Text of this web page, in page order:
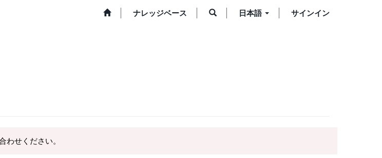
ナレッジベース 日本語 サインイン
せください。